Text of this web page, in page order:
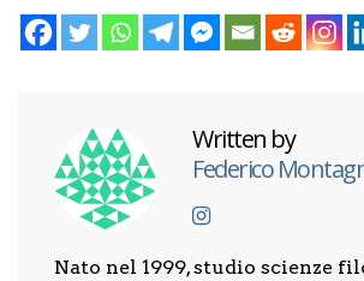
Written by
Federico
Nato nel 1999, studio scienze